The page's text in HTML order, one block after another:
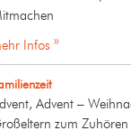
Infos »
Advent –
zum